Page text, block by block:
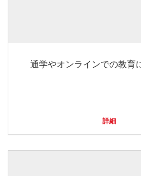
通学やオンラインでの教育
詳細